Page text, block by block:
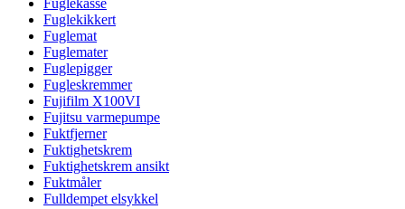
Fuglekasse
Fuglekikkert
Fuglemat
Fuglemater
Fuglepigger
Fugleskremmer
Fujifilm X100VI
Fujitsu varmepumpe
Fuktfjerner
Fuktighetskrem
Fuktighetskrem ansikt
Fuktmåler
Fulldempet elsykkel